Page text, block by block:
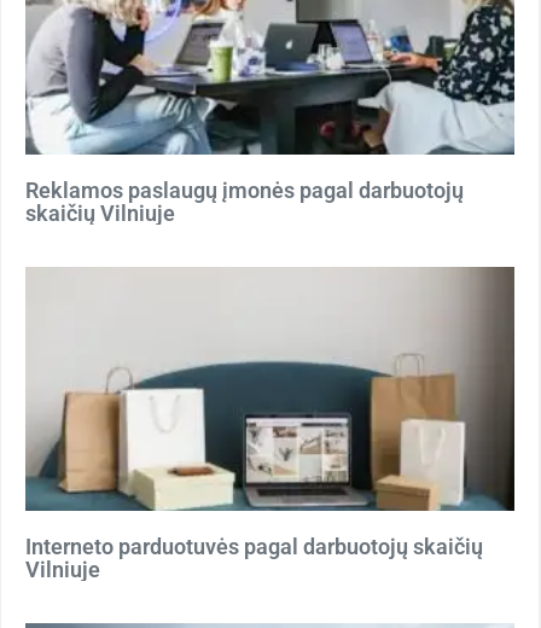
Reklamos paslaugų įmonės pagal darbuotojų
skaičių Vilniuje
Interneto parduotuvės pagal darbuotojų skaičių
Vilniuje